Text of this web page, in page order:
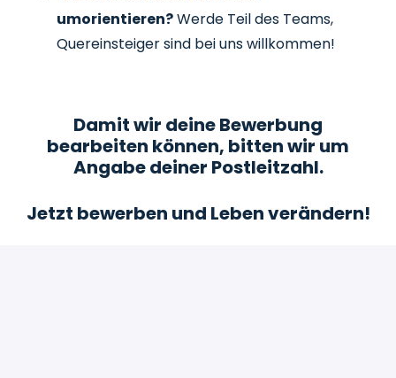
umorientieren?Werde Teil des Teams,
Quereinsteiger sind bei uns willkommen!
Damit wir deine Bewerbung
bearbeiten können, bitten wir um
Angabe deiner Postleitzahl.
Jetzt bewerben und Leben verändern!